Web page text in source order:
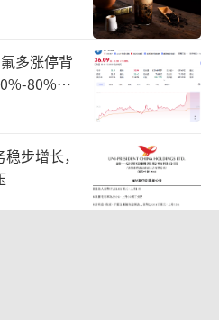
比起统计局监测猪肉价
定点药店的销售数据是
，只要对这些数据进行
品的真实销售价格。
地已陆续启动了医保定
，特别是销售金额靠前
名西药和中成药。根据
多涨停背
80%，
步增长，